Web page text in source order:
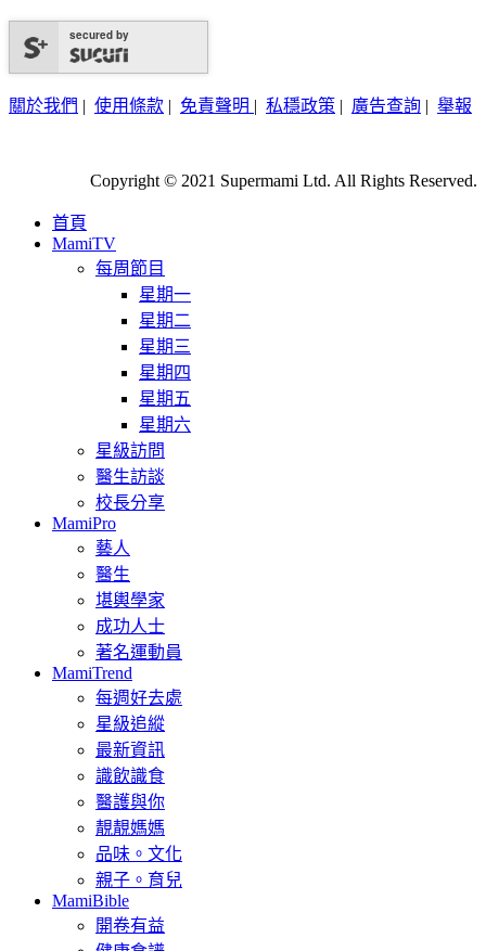
secured by
關於我們 | 使用條款 | 免責聲明 | 私穩政策 | 廣告查詢 | 舉報
Copyright © 2021 Supermami Ltd. All Rights Reserved.
首頁
MamiTV
每周節目
星期一
星期二
星期三
星期四
星期五
星期六
星級訪問
醫生訪談
校長分享
MamiPro
藝人
醫生
堪輿學家
成功人士
著名運動員
MamiTrend
每週好去處
星級追縱
最新資訊
識飲識食
醫護與你
靚靚媽媽
品味。文化
親子。育兒
MamiBible
開卷有益